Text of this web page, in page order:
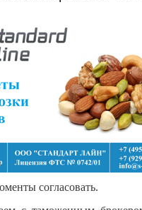
согласовать.